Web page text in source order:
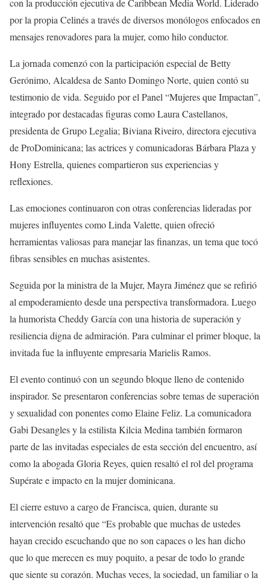
por la propia Celinés a través de diversos monólogos enfocados en
mensajes renovadores para la mujer, como hilo conductor.
La jornada comenzó con la participación especial de Betty
Gerónimo, Alcaldesa de Santo Domingo Norte, quien contó su
testimonio de vida. Seguido por el Panel “Mujeres que Impactan”,
integrado por destacadas figuras como Laura Castellanos,
presidenta de Grupo Legalia; Biviana Riveiro, directora ejecutiva
de ProDominicana; las actrices y comunicadoras Bárbara Plaza y
Hony Estrella, quienes compartieron sus experiencias y
reflexiones.
Las emociones continuaron con otras conferencias lideradas por
mujeres influyentes como Linda Valette, quien ofreció
herramientas valiosas para manejar las finanzas, un tema que tocó
fibras sensibles en muchas asistentes.
Seguida por la ministra de la Mujer, Mayra Jiménez que se refirió
al empoderamiento desde una perspectiva transformadora. Luego
la humorista Cheddy García con una historia de superación y
resiliencia digna de admiración. Para culminar el primer bloque, la
invitada fue la influyente empresaria Marielis Ramos.
El evento continuó con un segundo bloque lleno de contenido
inspirador. Se presentaron conferencias sobre temas de superación
y sexualidad con ponentes como Elaine Feliz. La comunicadora
Gabi Desangles y la estilista Kilcia Medina también formaron
parte de las invitadas especiales de esta sección del encuentro, así
como la abogada Gloria Reyes, quien resaltó el rol del programa
Supérate e impacto en la mujer dominicana.
El cierre estuvo a cargo de Francisca, quien, durante su
intervención resaltó que “Es probable que muchas de ustedes
hayan crecido escuchando que no son capaces o les han dicho
que lo que merecen es muy poquito, a pesar de todo lo grande
que siente su corazón. Muchas veces, la sociedad, un familiar o la